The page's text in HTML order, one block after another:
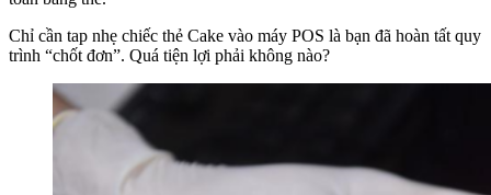
Chỉ cần tap nhẹ chiếc thẻ Cake vào máy POS là bạn đã hoàn tất quy
trình “chốt đơn”. Quá tiện lợi phải không nào?